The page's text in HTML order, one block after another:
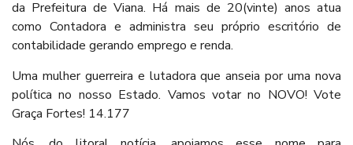
da Prefeitura de Viana. Há mais de 20(vinte) anos atua
como Contadora e administra seu próprio escritório de
contabilidade gerando emprego e renda.
Uma mulher guerreira e lutadora que anseia por uma nova
política no nosso Estado. Vamos votar no NOVO! Vote
Graça Fortes! 14.177